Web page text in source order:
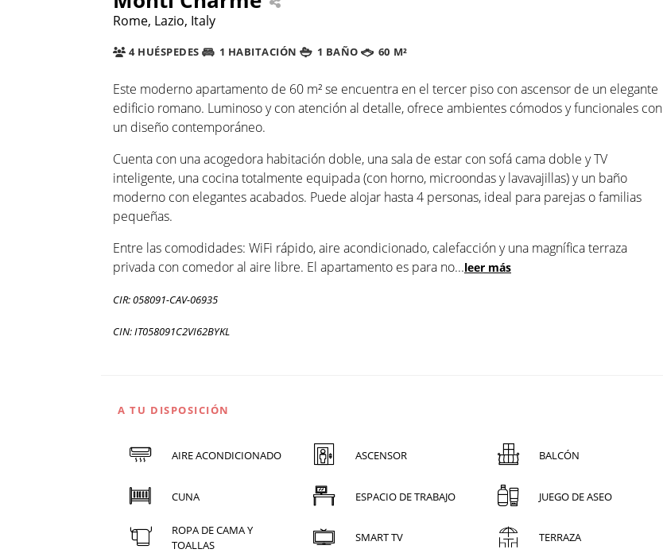
Rome, Lazio, Italy
4 HUÉSPEDES 1 HABITACIÓN 1 BAÑO 60 M²
Este moderno apartamento de 60 m² se encuentra en el tercer piso con ascensor de un elegante
edificio romano. Luminoso y con atención al detalle, ofrece ambientes cómodos y funcionales con
un diseño contemporáneo.
Cuenta con una acogedora habitación doble, una sala de estar con sofá cama doble y TV
inteligente, una cocina totalmente equipada (con horno, microondas y lavavajillas) y un baño
moderno con elegantes acabados. Puede alojar hasta 4 personas, ideal para parejas o familias
pequeñas.
Entre las comodidades: WiFi rápido, aire acondicionado, calefacción y una magnífica terraza
privada con comedor al aire libre. El apartamento es para no...leer más
CIR: 058091-CAV-06935
CIN: IT058091C2VI62BYKL
A TU DISPOSICIÓN
AIRE ACONDICIONADO ASCENSOR BALCÓN
CUNA ESPACIO DE TRABAJO JUEGO DE ASEO
ROPA DE CAMA Y
TOALLAS
SMART TV TERRAZA